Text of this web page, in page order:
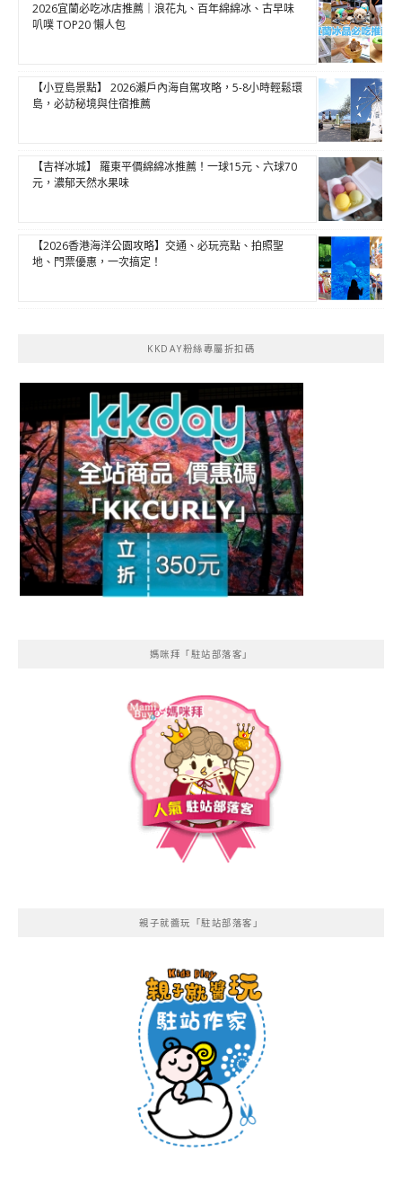
2026宜蘭必吃冰店推薦｜浪花丸、百年綿綿冰、古早味
叭噗 TOP20 懶人包
【小豆島景點】 2026瀨戶內海自駕攻略，5-8小時輕鬆環
島，必訪秘境與住宿推薦
【吉祥冰城】 羅東平價綿綿冰推薦！一球15元、六球70
元，濃郁天然水果味
【2026香港海洋公園攻略】交通、必玩亮點、拍照聖
地、門票優惠，一次搞定！
KKDAY粉絲專屬折扣碼
媽咪拜「駐站部落客」
親子就醬玩「駐站部落客」